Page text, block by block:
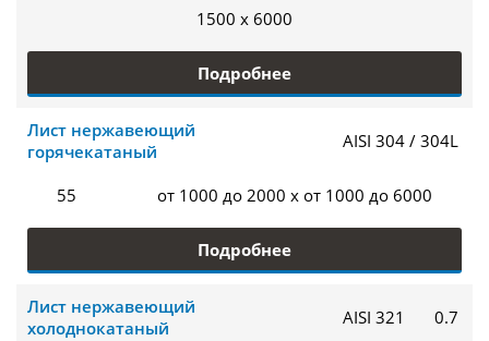
1500 x 6000
Подробнее
Лист нержавеющий
горячекатаный
AISI 304 / 304L
55 от 1000 до 2000 x от 1000 до 6000
Подробнее
Лист нержавеющий
холоднокатаный
AISI 321 0.7